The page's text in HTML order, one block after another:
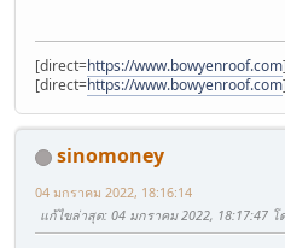
[direct=https://www.bowyenroof.com
[direct=https://www.bowyenroof.com
sinomoney
04 มกราคม 2022, 18:16:14
แก้ไขล่าสุด: 04 มกราคม 2022, 18:17:47 โ